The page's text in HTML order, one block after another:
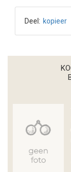
Deel: kopieer